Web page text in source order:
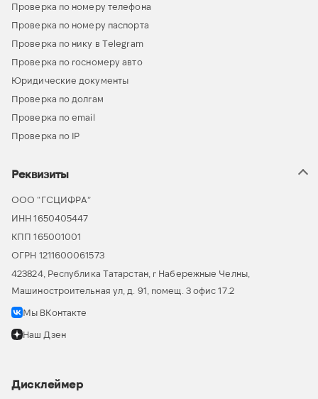
Проверка по номеру телефона
Проверка по номеру паспорта
Проверка по нику в Telegram
Проверка по госномеру авто
Юридические документы
Проверка по долгам
Проверка по email
Проверка по IP
Реквизиты
ООО “ГСЦИФРА”
ИНН 1650405447
КПП 165001001
ОГРН 1211600061573
423824, Республика Татарстан, г Набережные Челны,
Машиностроительная ул, д. 91, помещ. 3 офис 17.2
Мы ВКонтакте
Наш Дзен
Дисклеймер